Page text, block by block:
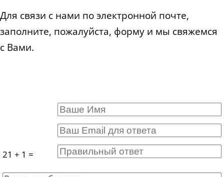
Для связи с нами по электронной почте,
заполните, пожалуйста, форму и мы свяжемся
с Вами.
21 + 1 =